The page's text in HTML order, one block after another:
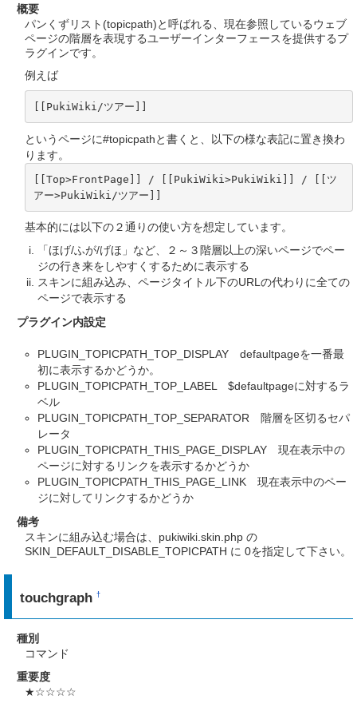
概要
パンくずリスト(topicpath)と呼ばれる、現在参照しているウェブ
ページの階層を表現するユーザーインターフェースを提供するプ
ラグインです。
例えば
[[PukiWiki/ツアー]]
というページに#topicpathと書くと、以下の様な表記に置き換わ
ります。
[[Top>FrontPage]] / [[PukiWiki>PukiWiki]] / [[ツ
アー>PukiWiki/ツアー]]
基本的には以下の２通りの使い方を想定しています。
「ほげ/ふが/げほ」など、２～３階層以上の深いページでペー
ジの行き来をしやすくするために表示する
スキンに組み込み、ページタイトル下のURLの代わりに全ての
ページで表示する
プラグイン内設定
PLUGIN_TOPICPATH_TOP_DISPLAY defaultpageを一番最
初に表示するかどうか。
PLUGIN_TOPICPATH_TOP_LABEL $defaultpageに対するラ
ベル
PLUGIN_TOPICPATH_TOP_SEPARATOR 階層を区切るセパ
レータ
PLUGIN_TOPICPATH_THIS_PAGE_DISPLAY 現在表示中の
ページに対するリンクを表示するかどうか
PLUGIN_TOPICPATH_THIS_PAGE_LINK 現在表示中のペー
ジに対してリンクするかどうか
備考
スキンに組み込む場合は、pukiwiki.skin.php の
SKIN_DEFAULT_DISABLE_TOPICPATH に 0を指定して下さい。
touchgraph†
種別
コマンド
重要度
★☆☆☆☆